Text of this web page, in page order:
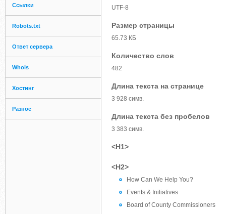
Ссылки
Robots.txt
Ответ сервера
Whois
Хостинг
Разное
UTF-8
Размер страницы
65.73 КБ
Количество слов
482
Длина текста на странице
3 928 симв.
Длина текста без пробелов
3 383 симв.
<H1>
<H2>
How Can We Help You?
Events & Initiatives
Board of County Commissioners